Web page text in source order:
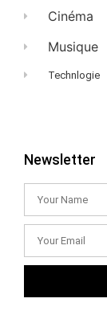
Cinéma
Musique
Technlogie
Newsletter